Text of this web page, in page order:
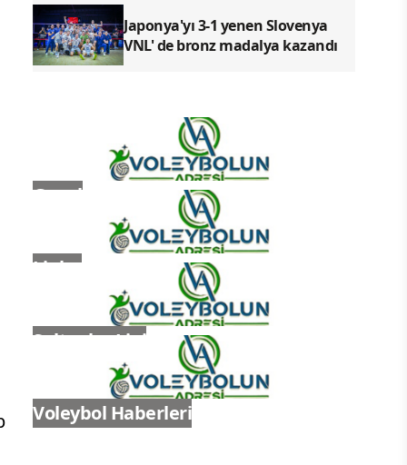
Japonya'yı 3-1 yenen Slovenya
VNL' de bronz madalya kazandı
Genel
Ligler
Sultanlar Ligi
Voleybol Haberleri